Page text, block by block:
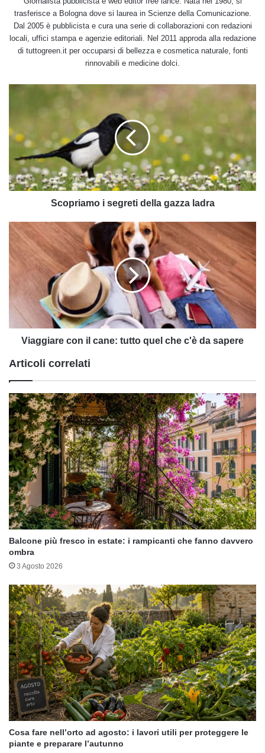
trasferisce a Bologna dove si laurea in Scienze della Comunicazione.
Dal 2005 è pubblicista e cura una serie di collaborazioni con redazioni
locali, uffici stampa e agenzie editoriali. Nel 2011 approda alla redazione
di tuttogreen.it per occuparsi di bellezza e cosmetica naturale, fonti
rinnovabili e medicine dolci.
Scopriamo
della
gazza
Scopriamo i segreti della gazza ladra
Viaggiare
con
il
cane:
quel
da
sapereViaggiare con il cane: tutto quel che c'è da sapere
Articoli correlati
Balcone più fresco in estate: i rampicanti che fanno davvero
ombra
3 Agosto 2026
Cosa fare nell’orto ad agosto: i lavori utili per proteggere le
piante e preparare l’autunno